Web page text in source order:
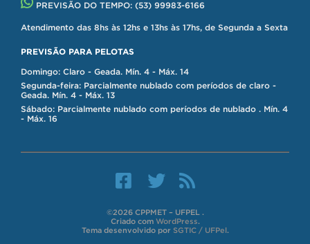
PREVISÃO DO TEMPO: (53) 99983-6166
Atendimento das 8hs às 12hs e 13hs às 17hs, de Segunda a Sexta
PREVISÃO PARA PELOTAS
Domingo: Claro - Geada. Mín. 4 - Máx. 14
Segunda-feira: Parcialmente nublado com períodos de claro -
Geada. Mín. 4 - Máx. 13
Sábado: Parcialmente nublado com períodos de nublado . Mín. 4
- Máx. 16
©2026 CPPMET – UFPEL .
Criado com WordPress.
Tema desenvolvido por SGTIC / UFPel.